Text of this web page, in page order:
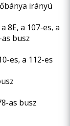
irányú
8E, a 107-es, a
as busz
es, a 112-es
as busz